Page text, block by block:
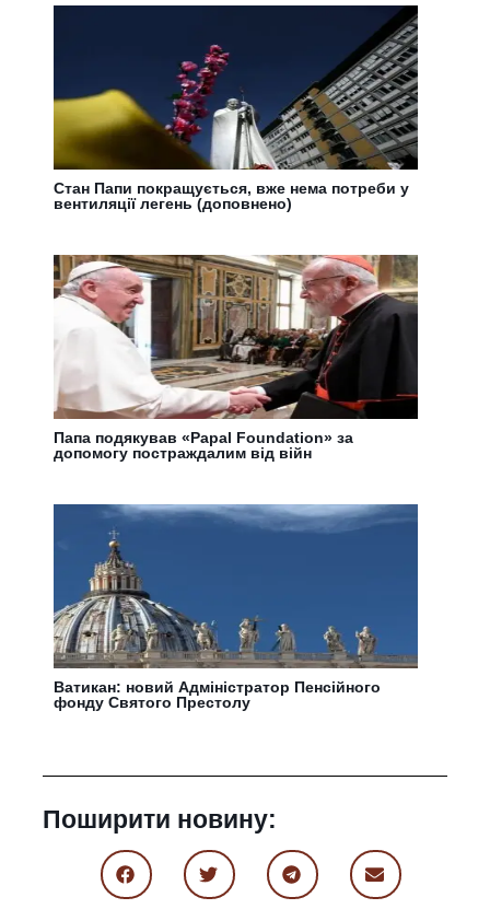
Стан Папи покращується, вже нема потреби у
вентиляції легень (доповнено)
Папа подякував «Papal Foundation» за
допомогу постраждалим від війн
Ватикан: новий Адміністратор Пенсійного
фонду Святого Престолу
Поширити новину: